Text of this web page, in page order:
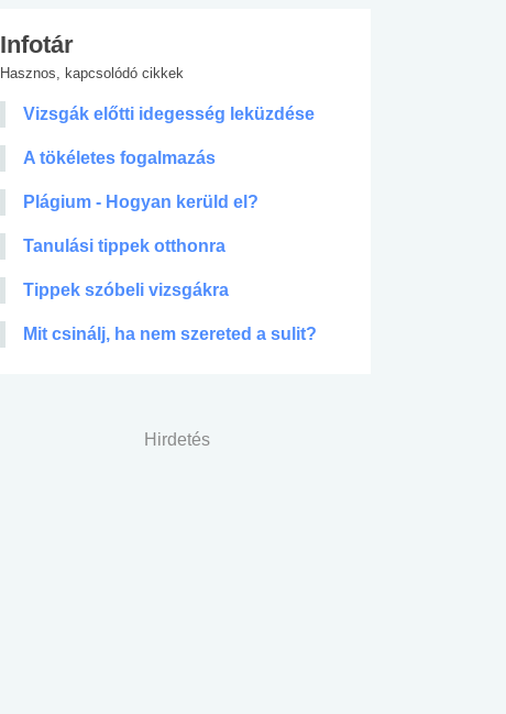
Infotár
Hasznos, kapcsolódó cikkek
Vizsgák előtti idegesség leküzdése
A tökéletes fogalmazás
Plágium - Hogyan kerüld el?
Tanulási tippek otthonra
Tippek szóbeli vizsgákra
Mit csinálj, ha nem szereted a sulit?
Hirdetés